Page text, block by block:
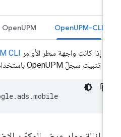
OpenUPM-CLI
OpenUPM
إذا كانت واجهة سطر الأوامرCLI
تثبيت سجلّ OpenUPM باستخدام الأمر التالي: